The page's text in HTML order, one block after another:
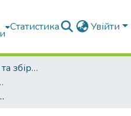
Статистика Увійти
Наукові журнали та збірники видань
продуктів
породи за умов інтенсивного вирощування